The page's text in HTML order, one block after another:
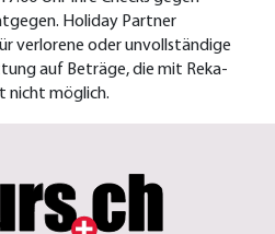
Holiday Partner
verlorene oder unvollständige
auf Beträge, die mit Reka-
nicht möglich.